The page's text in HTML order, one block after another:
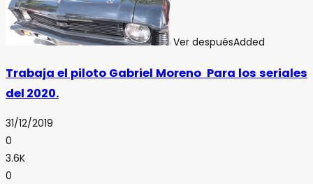
Ver despuésAdded
Trabaja el piloto Gabriel Moreno Para los seriales
del 2020.
31/12/2019
0
3.6K
0